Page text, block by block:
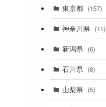
東京都 (157)
(36)
(11)
(31)
(1)
神奈川県 (11)
新潟県 (6)
石川県 (8)
山梨県 (5)